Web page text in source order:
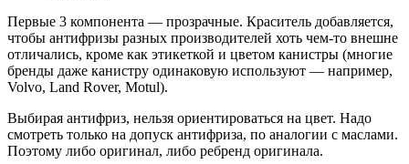
Первые 3 компонента — прозрачные. Краситель добавляется,
чтобы антифризы разных производителей хоть чем-то внешне
отличались, кроме как этикеткой и цветом канистры (многие
бренды даже канистру одинаковую используют — например,
Volvo, Land Rover, Motul).
Выбирая антифриз, нельзя ориентироваться на цвет. Надо
смотреть только на допуск антифриза, по аналогии с маслами.
Поэтому либо оригинал, либо ребренд оригинала.